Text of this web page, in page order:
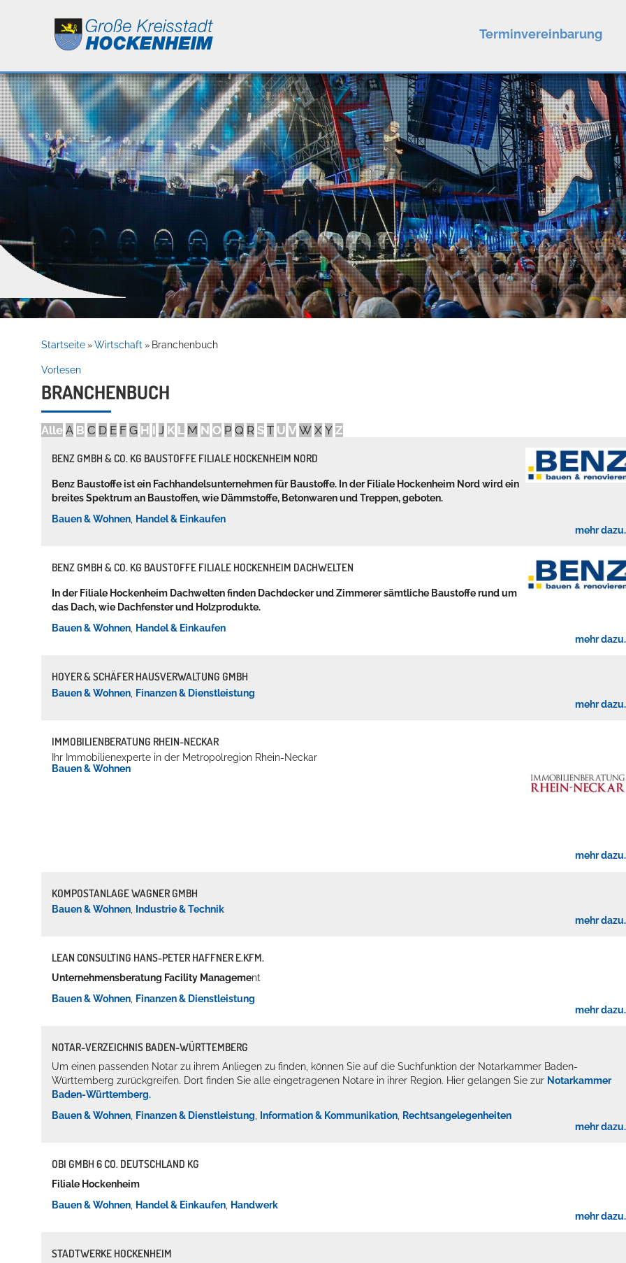
Leben
Kultur
Service
Terminvereinbarung
Konzerte, Tagungen und vieles mehr
Die Stadthalle Hockenheim bietet den perfekten Standort für Events aller Art!
Startseite » Wirtschaft » Branchenbuch
Vorlesen
BRANCHENBUCH
Alle A B C D E F G H I J K L M N O P Q R S T U V W X Y Z
BENZ GMBH & CO. KG BAUSTOFFE FILIALE HOCKENHEIM NORD
Benz Baustoffe ist ein Fachhandelsunternehmen für Baustoffe. In der Filiale Hockenheim Nord wird ein
breites Spektrum an Baustoffen, wie Dämmstoffe, Betonwaren und Treppen, geboten.
Bauen & Wohnen
Handel & Einkaufen
mehr
BENZ GMBH & CO. KG BAUSTOFFE FILIALE HOCKENHEIM DACHWELTEN
In der Filiale Hockenheim Dachwelten finden Dachdecker und Zimmerer sämtliche Baustoffe rund um
das Dach, wie Dachfenster und Holzprodukte.
Bauen & Wohnen
Handel & Einkaufen
mehr
HOYER & SCHÄFER HAUSVERWALTUNG GMBH
Bauen & Wohnen Finanzen & Dienstleistung
mehr
IMMOBILIENBERATUNG RHEIN-NECKAR
Ihr Immobilienexperte in der Metropolregion Rhein-Neckar
Bauen & Wohnen
mehr
KOMPOSTANLAGE WAGNER GMBH
Bauen & Wohnen
Industrie & Technik
mehr
LEAN CONSULTING HANS-PETER HAFFNER E.KFM.
Unternehmensberatung Facility Management
Bauen & Wohnen
Finanzen & Dienstleistung
mehr
NOTAR-VERZEICHNIS BADEN-WÜRTTEMBERG
Um einen passenden Notar zu ihrem Anliegen zu finden, können Sie auf die Suchfunktion der Notarkammer Baden-
Württemberg zurückgreifen. Dort finden Sie alle eingetragenen Notare in ihrer Region. Hier gelangen Sie zur Notarkammer
Baden-Württemberg.
Bauen & Wohnen
Finanzen & Dienstleistung Information & Kommunikation
Rechtsangelegenheiten
mehr
OBI GMBH 6 CO. DEUTSCHLAND KG
Filiale Hockenheim
Bauen & Wohnen
Handel & Einkaufen
Handwerk
mehr
STADTWERKE HOCKENHEIM